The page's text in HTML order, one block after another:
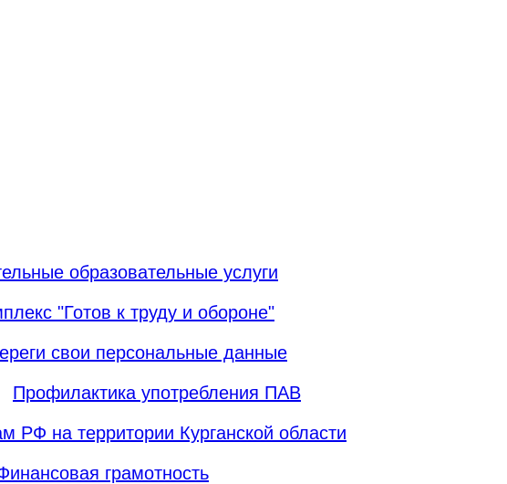
образовательные услуги
"Готов к труду и обороне"
свои персональные данные
Профилактика употребления ПАВ
на территории Курганской области
грамотность